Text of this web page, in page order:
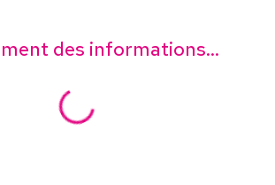
des informations...